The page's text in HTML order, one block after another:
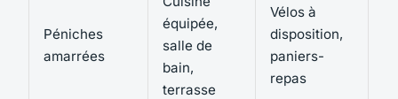
Péniches
amarrées
équipée,
salle de
bain,
terrasse
Vélos à
disposition,
paniers-
repas